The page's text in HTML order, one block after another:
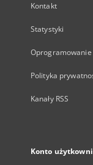
Kontakt
Statystyki
Oprogramowanie
Polityka
Kanały RSS
Konto